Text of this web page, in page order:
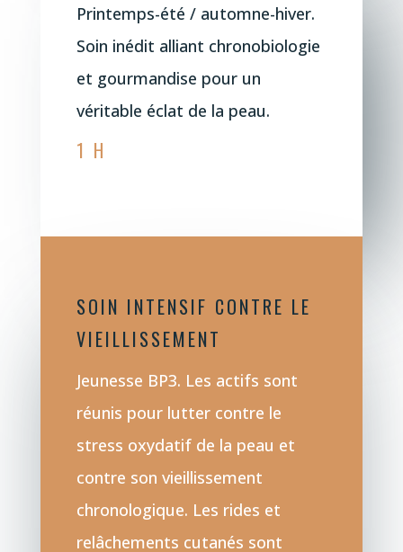
Printemps-été / automne-hiver.
Soin inédit alliant chronobiologie
et gourmandise pour un
véritable éclat de la peau.
1 H
SOIN INTENSIF CONTRE LE
VIEILLISSEMENT
Jeunesse BP3. Les actifs sont
réunis pour lutter contre le
stress oxydatif de la peau et
contre son vieillissement
chronologique. Les rides et
relâchements cutanés sont